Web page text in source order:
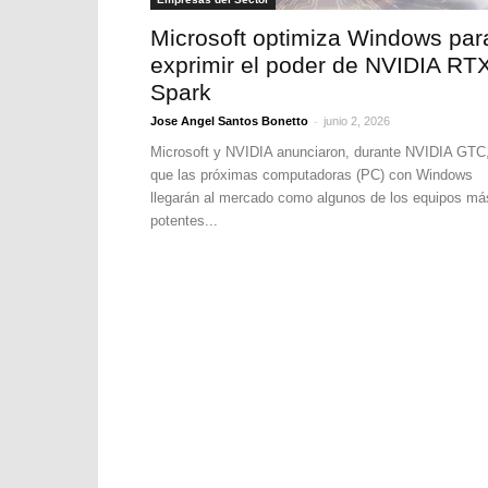
Microsoft optimiza Windows
exprimir el poder de NVIDIA
Spark
Jose Angel Santos Bonetto - junio 2, 2026
Microsoft y NVIDIA anunciaron, durante NVIDIA GTC,
que las próximas computadoras (PC) con Windows
llegarán al mercado como algunos de los equipos
potentes...